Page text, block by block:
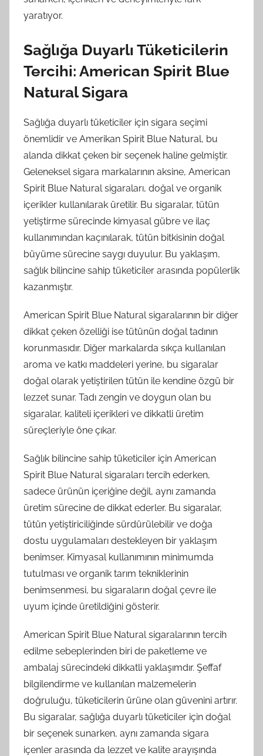
yaratıyor.
Sağlığa Duyarlı Tüketicilerin
Tercihi: American Spirit Blue
Natural Sigara
Sağlığa duyarlı tüketiciler için sigara seçimi
önemlidir ve Amerikan Spirit Blue Natural, bu
alanda dikkat çeken bir seçenek haline gelmiştir.
Geleneksel sigara markalarının aksine, American
Spirit Blue Natural sigaraları, doğal ve organik
içerikler kullanılarak üretilir. Bu sigaralar, tütün
yetiştirme sürecinde kimyasal gübre ve ilaç
kullanımından kaçınılarak, tütün bitkisinin doğal
büyüme sürecine saygı duyulur. Bu yaklaşım,
sağlık bilincine sahip tüketiciler arasında popülerlik
kazanmıştır.
American Spirit Blue Natural sigaralarının bir diğer
dikkat çeken özelliği ise tütünün doğal tadının
korunmasıdır. Diğer markalarda sıkça kullanılan
aroma ve katkı maddeleri yerine, bu sigaralar
doğal olarak yetiştirilen tütün ile kendine özgü bir
lezzet sunar. Tadı zengin ve doygun olan bu
sigaralar, kaliteli içerikleri ve dikkatli üretim
süreçleriyle öne çıkar.
Sağlık bilincine sahip tüketiciler için American
Spirit Blue Natural sigaraları tercih ederken,
sadece ürünün içeriğine değil, aynı zamanda
üretim sürecine de dikkat ederler. Bu sigaralar,
tütün yetiştiriciliğinde sürdürülebilir ve doğa
dostu uygulamaları destekleyen bir yaklaşım
benimser. Kimyasal kullanımının minimumda
tutulması ve organik tarım tekniklerinin
benimsenmesi, bu sigaraların doğal çevre ile
uyum içinde üretildiğini gösterir.
American Spirit Blue Natural sigaralarının tercih
edilme sebeplerinden biri de paketleme ve
ambalaj sürecindeki dikkatli yaklaşımdır. Şeffaf
bilgilendirme ve kullanılan malzemelerin
doğruluğu, tüketicilerin ürüne olan güvenini artırır.
Bu sigaralar, sağlığa duyarlı tüketiciler için doğal
bir seçenek sunarken, aynı zamanda sigara
içenler arasında da lezzet ve kalite arayışında